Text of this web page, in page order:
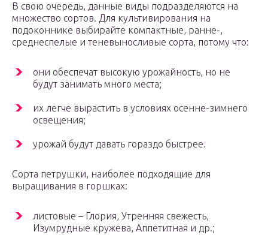
В свою очередь, данные виды подразделяются на
множество сортов. Для культивирования на
подоконнике выбирайте компактные, ранне-,
среднеспелые и теневыносливые сорта, потому что:
они обеспечат высокую урожайность, но не
будут занимать много места;
их легче вырастить в условиях осенне-зимнего
освещения;
урожай будут давать гораздо быстрее.
Сорта петрушки, наиболее подходящие для
выращивания в горшках:
листовые – Глория, Утренняя свежесть,
Изумрудные кружева, Аппетитная и др.;